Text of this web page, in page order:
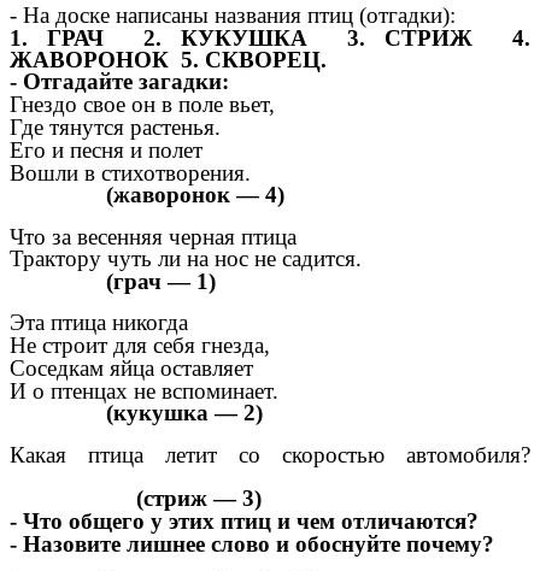
- На доске написаны названия птиц (отгадки):
1. ГРАЧ 2. КУКУШКА 3. СТРИЖ 4.
ЖАВОРОНОК 5. СКВОРЕЦ.
- Отгадайте загадки:
Гнездо свое он в поле вьет,
Где тянутся растенья.
Его и песня и полет
Вошли в стихотворения.
(жаворонок — 4)
Что за весенняя черная птица
Трактору чуть ли на нос не садится.
(грач — 1)
Эта птица никогда
Не строит для себя гнезда,
Соседкам яйца оставляет
И о птенцах не вспоминает.
(кукушка — 2)
Какая птица летит со скоростью автомобиля?
(стриж — 3)
- Что общего у этих птиц и чем отличаются?
- Назовите лишнее слово и обоснуйте почему?